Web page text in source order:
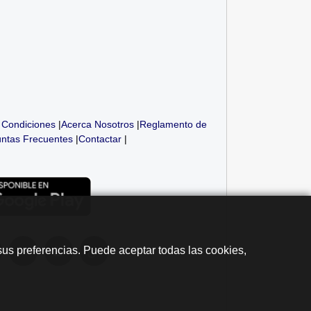
|Acerca Nosotros |Reglamento de
Frecuentes|Contactar|
preferencias. Puede aceptar todas las cookies,